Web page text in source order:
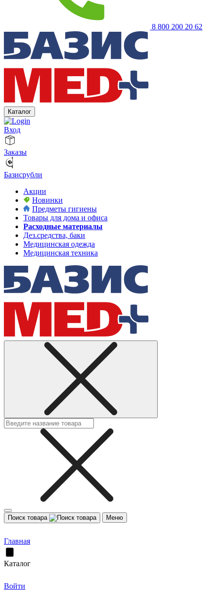
8 800 200 20 62
Каталог
Вход
Заказы
Базисрубли
Акции
Новинки
Предметы гигиены
Товары для дома и офиса
Расходные материалы
Дез.средства, баки
Медицинская одежда
Медицинская техника
Поиск товара Меню
Главная
Каталог
Войти